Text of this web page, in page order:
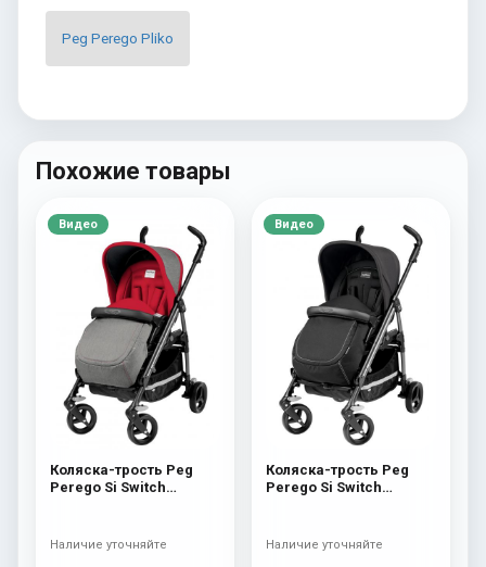
Peg Perego Pliko
Похожие товары
Видео
Коляска-трость Peg
Perego Si Switch
Наличие уточняйте
Видео
Коляска-трость Peg
Perego Si Switch
Наличие уточняйте